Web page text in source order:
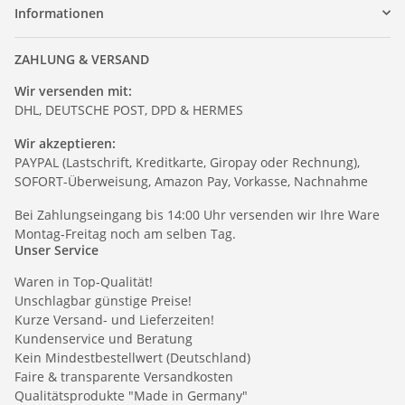
Informationen
ZAHLUNG & VERSAND
Wir versenden mit:
DHL, DEUTSCHE POST, DPD & HERMES
Wir akzeptieren:
PAYPAL (Lastschrift, Kreditkarte, Giropay oder Rechnung),
SOFORT-Überweisung, Amazon Pay, Vorkasse, Nachnahme
Bei Zahlungseingang bis 14:00 Uhr versenden wir Ihre Ware
Montag-Freitag noch am selben Tag.
Unser Service
Waren in Top-Qualität!
Unschlagbar günstige Preise!
Kurze Versand- und Lieferzeiten!
Kundenservice und Beratung
Kein Mindestbestellwert (Deutschland)
Faire & transparente Versandkosten
Qualitätsprodukte "Made in Germany"